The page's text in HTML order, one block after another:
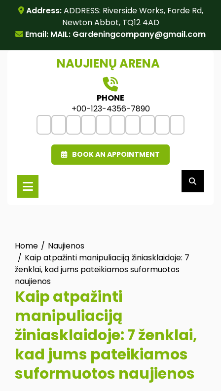
content
Address:ADDRESS: Riverside Works, Forde Rd,
Newton Abbot, TQ12 4AD
Email: MAIL: Gardeningcompany@gmail.com
NAUJIENŲ ARENA
PHONE
+00-123-4356-7890
BOOK AN APPOINTMENT
Home
Naujienos
Kaip atpažinti manipuliaciją žiniasklaidoje: 7
ženklai, kad jums pateikiamos suformuotos
naujienos
Kaip atpažinti
manipuliaciją
žiniasklaidoje: 7 ženklai,
kad jums pateikiamos
suformuotos naujienos